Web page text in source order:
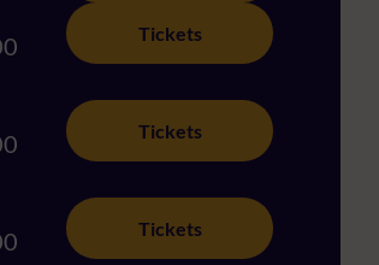
Tickets
Tickets
Tickets